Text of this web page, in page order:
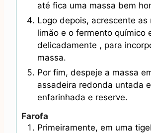
até fica uma massa bem
Logo depois, acrescente as
limão e o fermento químico
delicadamente , para
massa.
Por fim, despeje a massa
assadeira redonda untada e
enfarinhada e reserve.
Farofa
Primeiramente, em uma